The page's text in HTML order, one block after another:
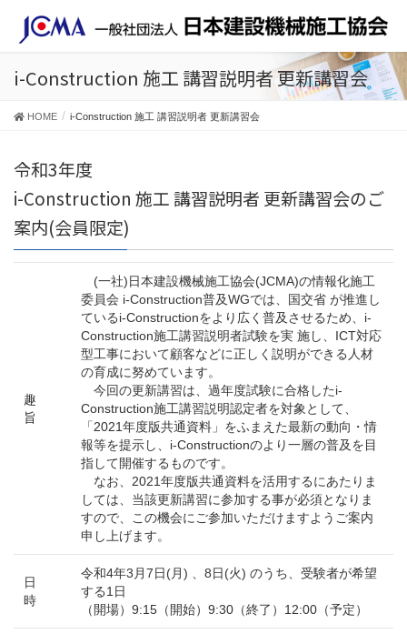
i-Construction 施工 講習説明者 更新講習会
HOME i-Construction 施工 講習説明者 更新講習会
令和3年度
i-Construction 施工 講習説明者 更新講習会のご
案内(会員限定)
趣
旨
(一社)日本建設機械施工協会(JCMA)の情報化施工
委員会 i-Construction普及WGでは、国交省 が推進し
ているi-Constructionをより広く普及させるため、i-
Construction施工講習説明者試験を実 施し、ICT対応
型工事において顧客などに正しく説明ができる人材
の育成に努めています。
今回の更新講習は、過年度試験に合格したi-
Construction施工講習説明認定者を対象として、
「2021年度版共通資料」をふまえた最新の動向・情
報等を提示し、i-Constructionのより一層の普及を目
指して開催するものです。
なお、2021年度版共通資料を活用するにあたりま
しては、当該更新講習に参加する事が必須となりま
すので、この機会にご参加いただけますようご案内
申し上げます。
日
時
令和4年3月7日(月) 、8日(火) のうち、受験者が希望
する1日
（開場）9:15（開始）9:30（終了）12:00（予定）